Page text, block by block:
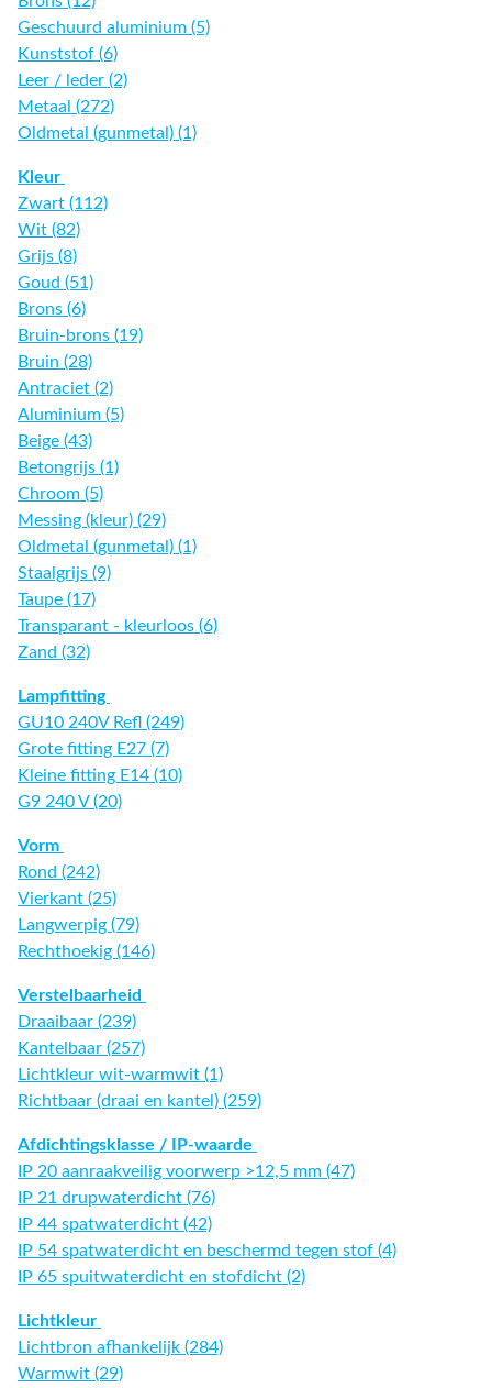
Geschuurd aluminium (5)
Kunststof (6)
Leer / leder (2)
Metaal (272)
Oldmetal (gunmetal) (1)
Kleur
Zwart (112)
Wit (82)
Grijs (8)
Goud (51)
Brons (6)
Bruin-brons (19)
Bruin (28)
Antraciet (2)
Aluminium (5)
Beige (43)
Betongrijs (1)
Chroom (5)
Messing (kleur) (29)
Oldmetal (gunmetal) (1)
Staalgrijs (9)
Taupe (17)
Transparant - kleurloos (6)
Zand (32)
Lampfitting
GU10 240V Refl (249)
Grote fitting E27 (7)
Kleine fitting E14 (10)
G9 240 V (20)
Vorm
Rond (242)
Vierkant (25)
Langwerpig (79)
Rechthoekig (146)
Verstelbaarheid
Draaibaar (239)
Kantelbaar (257)
Lichtkleur wit-warmwit (1)
Richtbaar (draai en kantel) (259)
Afdichtingsklasse / IP-waarde
IP 20 aanraakveilig voorwerp >12,5 mm (47)
IP 21 drupwaterdicht (76)
IP 44 spatwaterdicht (42)
IP 54 spatwaterdicht en beschermd tegen stof (4)
IP 65 spuitwaterdicht en stofdicht (2)
Lichtkleur
Lichtbron afhankelijk (284)
Warmwit (29)